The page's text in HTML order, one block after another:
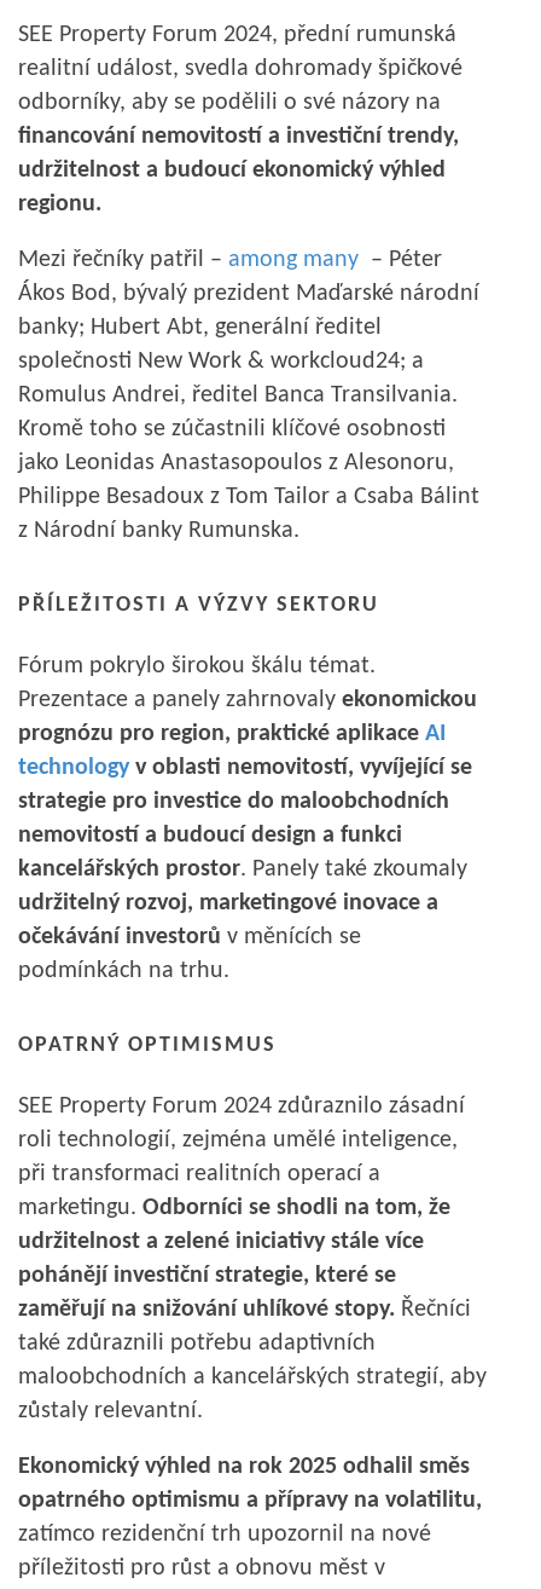
SEE Property Forum 2024, přední rumunská
realitní událost, svedla dohromady špičkové
odborníky, aby se podělili o své názory na
financování nemovitostí a investiční trendy,
udržitelnost a budoucí ekonomický výhled
regionu.
Mezi řečníky patřil – among many – Péter
Ákos Bod, bývalý prezident Maďarské národní
banky; Hubert Abt, generální ředitel
společnosti New Work & workcloud24; a
Romulus Andrei, ředitel Banca Transilvania.
Kromě toho se zúčastnili klíčové osobnosti
jako Leonidas Anastasopoulos z Alesonoru,
Philippe Besadoux z Tom Tailor a Csaba Bálint
z Národní banky Rumunska.
PŘÍLEŽITOSTI A VÝZVY SEKTORU
Fórum pokrylo širokou škálu témat.
Prezentace a panely zahrnovaly ekonomickou
prognózu pro region, praktické aplikace AI
technologyv oblasti nemovitostí, vyvíjející se
strategie pro investice do maloobchodních
nemovitostí a budoucí design a funkci
kancelářských prostor. Panely také zkoumaly
udržitelný rozvoj, marketingové inovace a
očekávání investorů v měnících se
podmínkách na trhu.
OPATRNÝ OPTIMISMUS
SEE Property Forum 2024 zdůraznilo zásadní
roli technologií, zejména umělé inteligence,
při transformaci realitních operací a
marketingu. Odborníci se shodli na tom, že
udržitelnost a zelené iniciativy stále více
pohánějí investiční strategie, které se
zaměřují na snižování uhlíkové stopy. Řečníci
také zdůraznili potřebu adaptivních
maloobchodních a kancelářských strategií, aby
zůstaly relevantní.
Ekonomický výhled na rok 2025 odhalil směs
opatrného optimismu a přípravy na volatilitu,
zatímco rezidenční trh upozornil na nové
příležitosti pro růst a obnovu měst v